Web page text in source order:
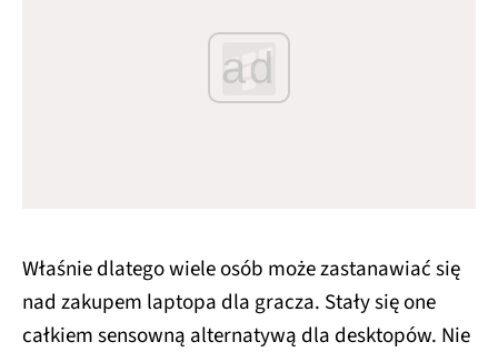
ad
Właśnie dlatego wiele osób może zastanawiać się
nad zakupem laptopa dla gracza. Stały się one
całkiem sensowną alternatywą dla desktopów. Nie